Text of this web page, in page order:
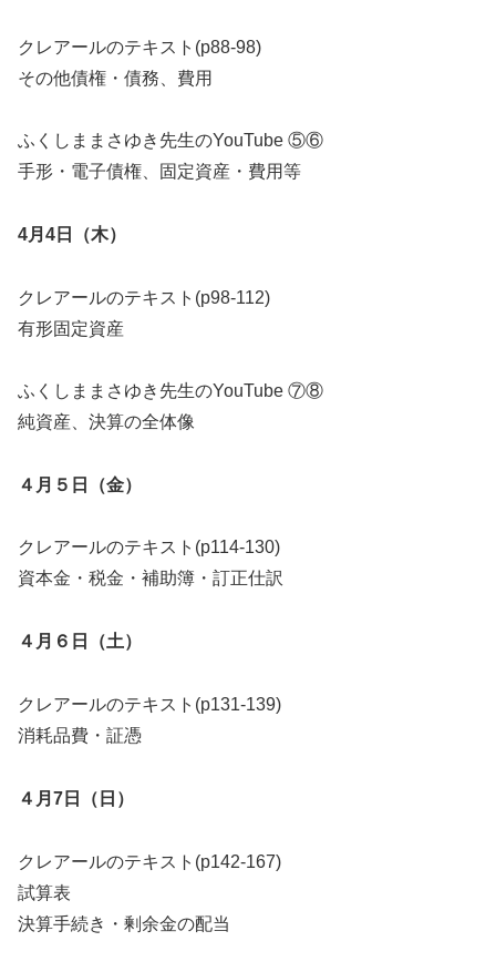
クレアールのテキスト(p88-98)
その他債権・債務、費用
ふくしままさゆき先生のYouTube ⑤⑥
手形・電子債権、固定資産・費用等
4月4日（木）
クレアールのテキスト(p98-112)
有形固定資産
ふくしままさゆき先生のYouTube ⑦⑧
純資産、決算の全体像
４月５日（金）
クレアールのテキスト(p114-130)
資本金・税金・補助簿・訂正仕訳
４月６日（土）
クレアールのテキスト(p131-139)
消耗品費・証憑
４月7日（日）
クレアールのテキスト(p142-167)
試算表
決算手続き・剰余金の配当